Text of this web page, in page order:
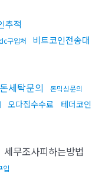
추적
구입처
비트코인전송대
세탁문의 돈믹싱문의
오다집수수료
테더코인
세무조사피하는방법
입